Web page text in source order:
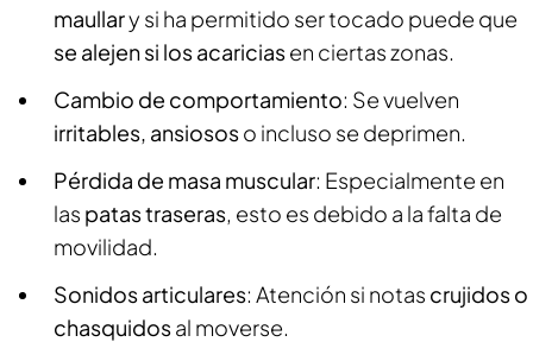
maullary si ha permitido ser tocado puede que
se alejen si los acariciasen ciertas zonas.
Cambio de comportamiento: Se vuelven
irritables, ansiososo incluso se deprimen.
Pérdida de masa muscular: Especialmente en
las patas traseras, esto es debido a la falta de
movilidad.
Sonidos articulares: Atención si notas crujidos o
chasquidosal moverse.